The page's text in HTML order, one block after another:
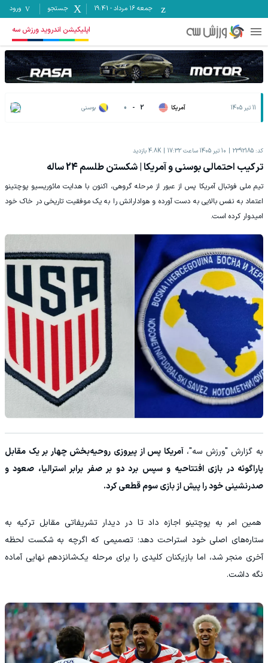
جمعه ۱۶ مرداد -
19:41 جستجو ورود
اپلیکیشن اندروید ورزش سه
11 تیر 1405 آمریکا 2
-
0 بوسنی
کد: 2392185 10 تیر 1405 ساعت 17:32 4.8K بازدید
ترکیب احتمالی بوسنی و آمریکا | شکستن طلسم 24 ساله
تیم ملی فوتبال آمریکا پس از عبور از مرحله گروهی، اکنون با هدایت مائوریسیو پوچتینو
اعتماد به نفس بالایی به دست آورده و هوادارانش را به یک موفقیت تاریخی در خاک خود
امیدوار کرده است.
به گزارش "ورزش سه"،آمریکا پس از پیروزی روحیه‌بخش چهار بر یک مقابل
پاراگوئه در بازی افتتاحیه و سپس برد دو بر صفر برابر استرالیا، صعود و
صدرنشینی خود را پیش از بازی سوم قطعی کرد.
همین امر به پوچتینو اجازه داد تا در دیدار تشریفاتی مقابل ترکیه به
ستاره‌های اصلی خود استراحت دهد؛ تصمیمی که اگرچه به شکست لحظه
آخری منجر شد، اما بازیکنان کلیدی را برای مرحله یک‌شانزدهم نهایی آماده
نگه داشت.